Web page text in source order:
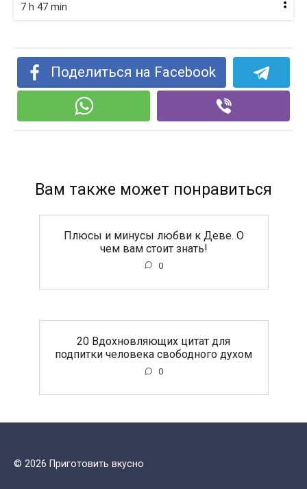
7 h 47 min
Поделиться на Facebook
Вам также может понравиться
Плюсы и минусы любви к Деве. О
чем вам стоит знать!
0
20 Вдохновляющих цитат для
подпитки человека свободного духом
0
© 2026 Приготовить вкусно